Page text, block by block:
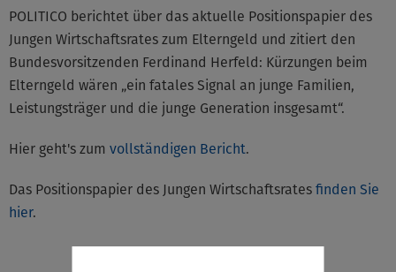
POLITICO berichtet über das aktuelle Positionspapier des
Jungen Wirtschaftsrates zum Elterngeld und zitiert den
Bundesvorsitzenden Ferdinand Herfeld: Kürzungen beim
Elterngeld wären „ein fatales Signal an junge Familien,
Leistungsträger und die junge Generation insgesamt“.
Hier geht's zum vollständigen Bericht.
Das Positionspapier des Jungen Wirtschaftsrates finden Sie
hier.